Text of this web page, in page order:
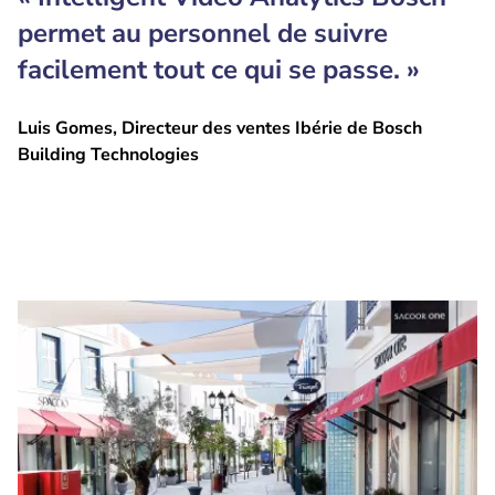
permet au personnel de suivre
facilement tout ce qui se passe. »
Luis Gomes, Directeur des ventes Ibérie de Bosch
Building Technologies